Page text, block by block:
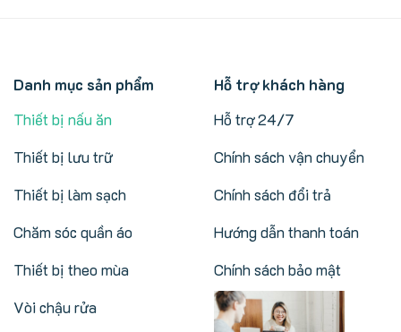
Danh mục sản phẩm
Thiết bị nấu ăn
Thiết bị lưu trữ
Thiết bị làm sạch
Chăm sóc quần áo
Thiết bị theo mùa
Vòi chậu rửa
Hỗ trợ khách hàng
Hỗ trợ 24/7
Chính sách vận chuyển
Chính sách đổi trả
Hướng dẫn thanh toán
Chính sách bảo mật